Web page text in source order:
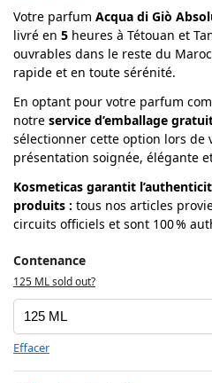
Votre parfum Acqua di Giò
livré en 5 heures à Tétouan et
ouvrables dans le reste du
rapide et en toute sérénité.
En optant pour votre parfum
notre service d’emballage
sélectionner cette option lors de
présentation soignée, élégante
Kosmeticas garantit
produits : tous nos articles
circuits officiels et sont 100 %
Contenance
125 ML sold out?
Effacer